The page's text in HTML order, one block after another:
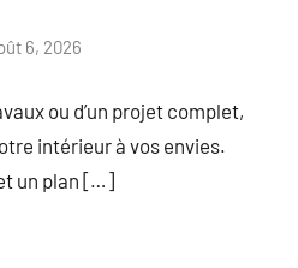
6, 2026
ou d’un projet complet,
intérieur à vos envies.
un plan […]